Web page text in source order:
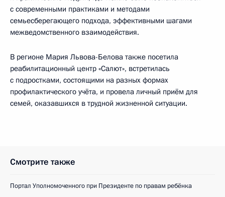
с современными практиками и методами
семьесберегающего подхода, эффективными шагами
межведомственного взаимодействия.
В регионе Мария Львова-Белова также посетила
реабилитационный центр «Салют», встретилась
с подростками, состоящими на разных формах
профилактического учёта, и провела личный приём для
семей, оказавшихся в трудной жизненной ситуации.
Смотрите также
Портал Уполномоченного при Президенте по правам ребёнка